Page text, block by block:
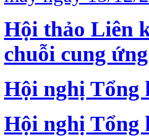
Hội thảo Liên
chuỗi cung
Hội nghị Tổng
Hội nghị Tổng